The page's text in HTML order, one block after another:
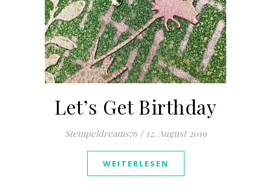
Let’s Get Birthday
Stempeldreams76 / 12. August 2019
WEITERLESEN